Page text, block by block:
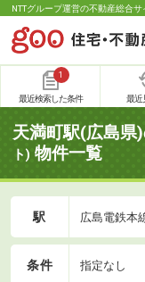
NTTグループ運営の不動産総合
1
最近検索した条件 最近
天満町駅(広島県
ト) 物件一覧
駅 広島電鉄本
条件 指定なし